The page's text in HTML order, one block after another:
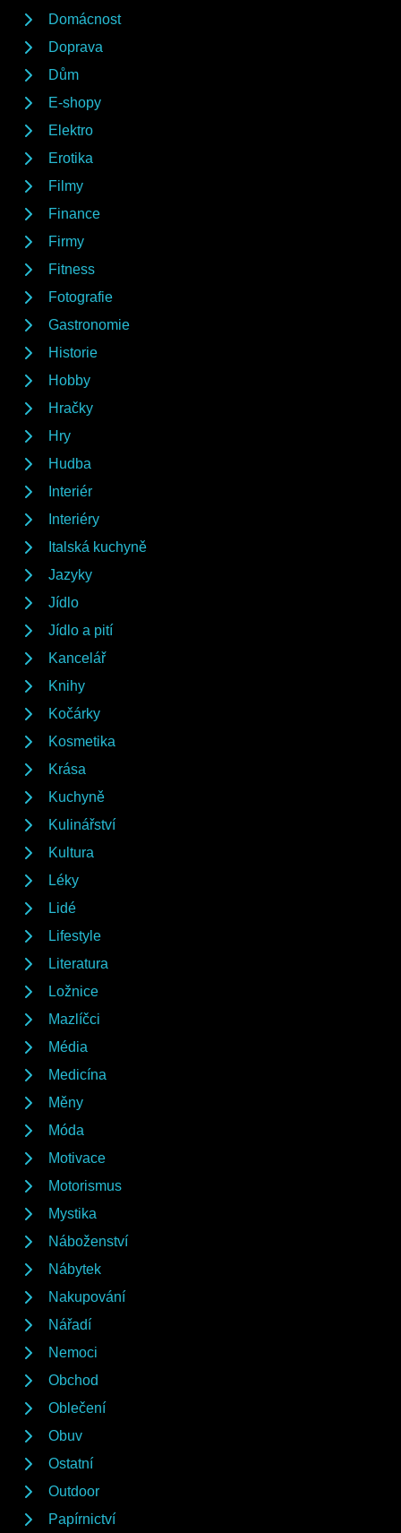
Domácnost
Doprava
Dům
E-shopy
Elektro
Erotika
Filmy
Finance
Firmy
Fitness
Fotografie
Gastronomie
Historie
Hobby
Hračky
Hry
Hudba
Interiér
Interiéry
Italská kuchyně
Jazyky
Jídlo
Jídlo a pití
Kancelář
Knihy
Kočárky
Kosmetika
Krása
Kuchyně
Kulinářství
Kultura
Léky
Lidé
Lifestyle
Literatura
Ložnice
Mazlíčci
Média
Medicína
Měny
Móda
Motivace
Motorismus
Mystika
Náboženství
Nábytek
Nakupování
Nářadí
Nemoci
Obchod
Oblečení
Obuv
Ostatní
Outdoor
Papírnictví